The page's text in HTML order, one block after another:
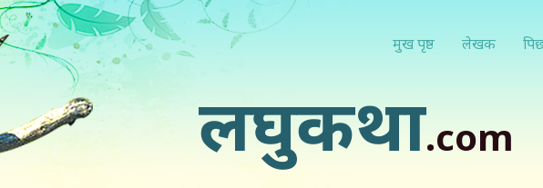
मुख पृष्ठ लेखक
लघुकथा.com